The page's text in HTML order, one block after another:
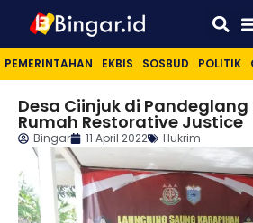
PEMERINTAHAN EKBIS SOSBUD POLITIK
Desa Ciinjuk di
Rumah Restorative Justice
Bingar 11 April 2022 Hukrim